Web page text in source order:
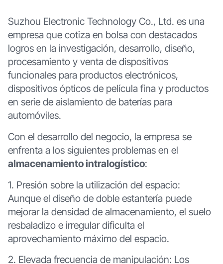
Suzhou Electronic Technology Co., Ltd. es una
empresa que cotiza en bolsa con destacados
logros en la investigación, desarrollo, diseño,
procesamiento y venta de dispositivos
funcionales para productos electrónicos,
dispositivos ópticos de película fina y productos
en serie de aislamiento de baterías para
automóviles.
Con el desarrollo del negocio, la empresa se
enfrenta a los siguientes problemas en el
almacenamiento intralogístico:
1. Presión sobre la utilización del espacio:
Aunque el diseño de doble estantería puede
mejorar la densidad de almacenamiento, el suelo
resbaladizo e irregular dificulta el
aprovechamiento máximo del espacio.
2. Elevada frecuencia de manipulación: Los